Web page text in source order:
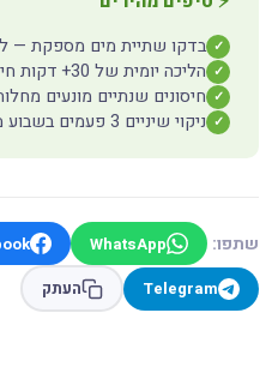
✓ בדקו שתיית מים מספקת — לפחות 50 מ"ל לכל
✓ הליכה יומית של 30+ דקות חיונית לבריאות ולנפש
✓ חיסונים שנתיים מונעים
✓ ניקוי שיניים 3 פעמים בשבוע מונע מחלות חניכיים
שתפו: WhatsApp
Telegram
העתק